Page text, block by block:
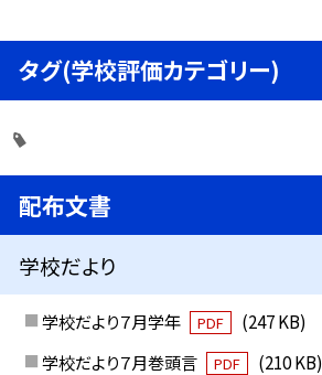
タグ(学校評価カテゴリー)
配布文書
学校だより
学校だより７月学年 PDF
(247 KB)
学校だより７月巻頭言
PDF
(210 KB)